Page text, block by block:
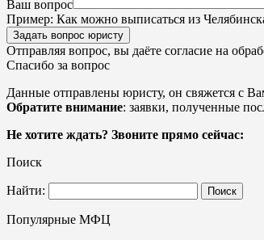
Ваш вопрос
Пример: Как можно выписаться из
Задать вопрос юристу
Отправляя вопрос, вы даёте согласие на
Спасибо за вопрос
Данные отправлены юристу, он свяжется с
Обратите внимание: заявки, полученные
Не хотите ждать? Звоните прямо сейчас:
Поиск
Найти:
Популярные МФЦ